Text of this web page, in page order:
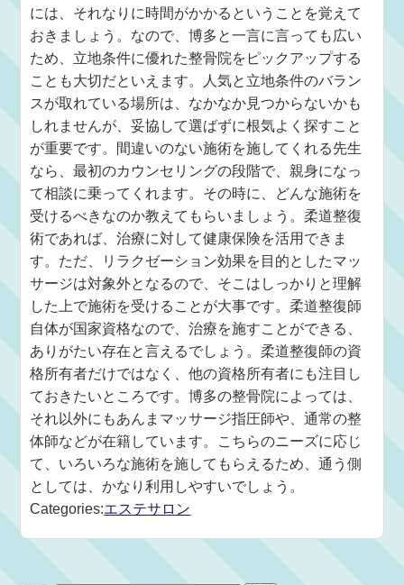
には、それなりに時間がかかるということを覚えて
おきましょう。なので、博多と一言に言っても広い
ため、立地条件に優れた整骨院をピックアップする
ことも大切だといえます。人気と立地条件のバラン
スが取れている場所は、なかなか見つからないかも
しれませんが、妥協して選ばずに根気よく探すこと
が重要です。間違いのない施術を施してくれる先生
なら、最初のカウンセリングの段階で、親身になっ
て相談に乗ってくれます。その時に、どんな施術を
受けるべきなのか教えてもらいましょう。柔道整復
術であれば、治療に対して健康保険を活用できま
す。ただ、リラクゼーション効果を目的としたマッ
サージは対象外となるので、そこはしっかりと理解
した上で施術を受けることが大事です。柔道整復師
自体が国家資格なので、治療を施すことができる、
ありがたい存在と言えるでしょう。柔道整復師の資
格所有者だけではなく、他の資格所有者にも注目し
ておきたいところです。博多の整骨院によっては、
それ以外にもあんまマッサージ指圧師や、通常の整
体師などが在籍しています。こちらのニーズに応じ
て、いろいろな施術を施してもらえるため、通う側
としては、かなり利用しやすいでしょう。
Categories:エステサロン